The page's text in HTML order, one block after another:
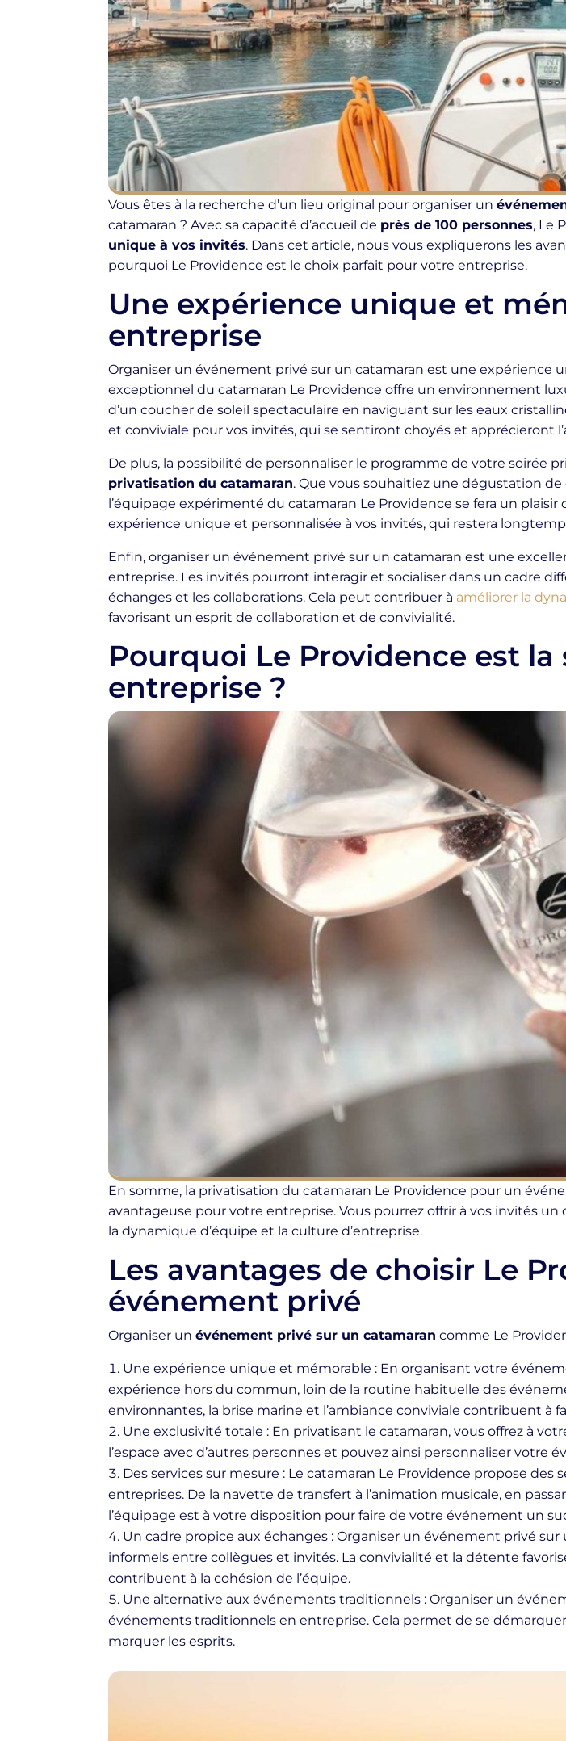
Vous êtes à la recherche d’un lieu original pour organiser un
catamaran ? Avec sa capacité d’accueil de près de 100 personnes, Le
unique à vos invités. Dans cet article, nous vous expliquerons les
pourquoi Le Providence est le choix parfait pour votre entreprise.
Une expérience unique et
entreprise
Organiser un événement privé sur un catamaran est une expérience
exceptionnel du catamaran Le Providence offre un environnement
d’un coucher de soleil spectaculaire en naviguant sur les eaux
et conviviale pour vos invités, qui se sentiront choyés et apprécieront
De plus, la possibilité de personnaliser le programme de votre soirée
privatisation du catamaran. Que vous souhaitiez une dégustation
l’équipage expérimenté du catamaran Le Providence se fera un plaisir
expérience unique et personnalisée à vos invités, qui restera
Enfin, organiser un événement privé sur un catamaran est une
entreprise. Les invités pourront interagir et socialiser dans un cadre
échanges et les collaborations. Cela peut contribuer à améliorer la
favorisant un esprit de collaboration et de convivialité.
Pourquoi Le Providence est
entreprise ?
En somme, la privatisation du catamaran Le Providence pour un
avantageuse pour votre entreprise. Vous pourrez offrir à vos invités
la dynamique d’équipe et la culture d’entreprise.
Les avantages de choisir Le
événement privé
Organiser unévénement privé sur un catamaran comme Le
Une expérience unique et mémorable : En organisant votre
expérience hors du commun, loin de la routine habituelle des
environnantes, la brise marine et l’ambiance conviviale contribuent
Une exclusivité totale : En privatisant le catamaran, vous offrez à
l’espace avec d’autres personnes et pouvez ainsi personnaliser votre
Des services sur mesure : Le catamaran Le Providence propose
entreprises. De la navette de transfert à l’animation musicale, en
l’équipage est à votre disposition pour faire de votre événement un
Un cadre propice aux échanges : Organiser un événement privé
informels entre collègues et invités. La convivialité et la détente
contribuent à la cohésion de l’équipe.
Une alternative aux événements traditionnels : Organiser un
événements traditionnels en entreprise. Cela permet de se
marquer les esprits.